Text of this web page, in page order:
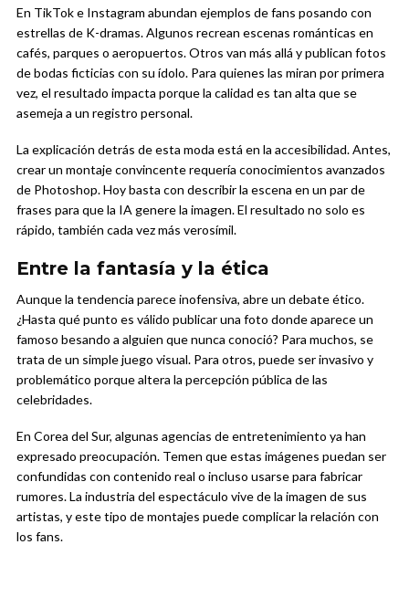
En TikTok e Instagram abundan ejemplos de fans posando con
estrellas de K-dramas. Algunos recrean escenas románticas en
cafés, parques o aeropuertos. Otros van más allá y publican fotos
de bodas ficticias con su ídolo. Para quienes las miran por primera
vez, el resultado impacta porque la calidad es tan alta que se
asemeja a un registro personal.
La explicación detrás de esta moda está en la accesibilidad. Antes,
crear un montaje convincente requería conocimientos avanzados
de Photoshop. Hoy basta con describir la escena en un par de
frases para que la IA genere la imagen. El resultado no solo es
rápido, también cada vez más verosímil.
Entre la fantasía y la ética
Aunque la tendencia parece inofensiva, abre un debate ético.
¿Hasta qué punto es válido publicar una foto donde aparece un
famoso besando a alguien que nunca conoció? Para muchos, se
trata de un simple juego visual. Para otros, puede ser invasivo y
problemático porque altera la percepción pública de las
celebridades.
En Corea del Sur, algunas agencias de entretenimiento ya han
expresado preocupación. Temen que estas imágenes puedan ser
confundidas con contenido real o incluso usarse para fabricar
rumores. La industria del espectáculo vive de la imagen de sus
artistas, y este tipo de montajes puede complicar la relación con
los fans.